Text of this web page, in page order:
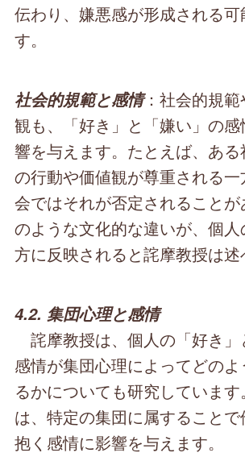
伝わり、嫌悪感が形成される可
す。
社会的規範と感情：社会的規
観も、「好き」と「嫌い」の
響を与えます。たとえば、あ
の行動や価値観が尊重される
会ではそれが否定されることが
のような文化的な違いが、個人
方に反映されると詫摩教授は述
4.2. 集団心理と感情
詫摩教授は、個人の「好き」
感情が集団心理によってどの
るかについても研究していま
は、特定の集団に属すること
抱く感情に影響を与えます。